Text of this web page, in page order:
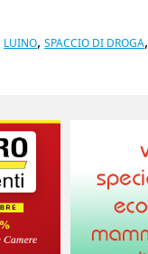
LUINO, SPACCIO DI DROGA,